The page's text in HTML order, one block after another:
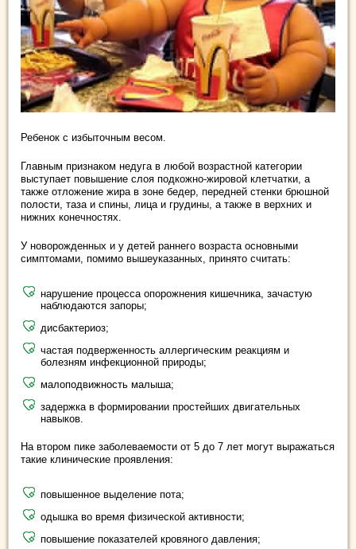
Ребенок с избыточным весом.
Главным признаком недуга в любой возрастной категории
выступает повышение слоя подкожно-жировой клетчатки, а
также отложение жира в зоне бедер, передней стенки брюшной
полости, таза и спины, лица и грудины, а также в верхних и
нижних конечностях.
У новорожденных и у детей раннего возраста основными
симптомами, помимо вышеуказанных, принято считать:
нарушение процесса опорожнения кишечника, зачастую
наблюдаются запоры;
дисбактериоз;
частая подверженность аллергическим реакциям и
болезням инфекционной природы;
малоподвижность малыша;
задержка в формировании простейших двигательных
навыков.
На втором пике заболеваемости от 5 до 7 лет могут выражаться
такие клинические проявления:
повышенное выделение пота;
одышка во время физической активности;
повышение показателей кровяного давления;